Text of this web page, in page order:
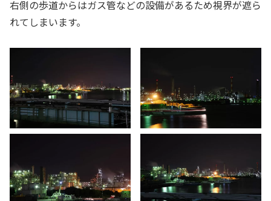
右側の歩道からはガス管などの設備があるため視界が遮ら
れてしまいます。